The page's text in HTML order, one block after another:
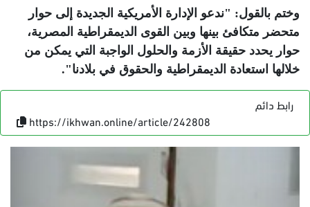
وختم بالقول: "ندعو الإدارة الأمريكية الجديدة إلى حوار
متحضر متكافئ بينها وبين القوى الديمقراطية المصرية،
حوار يحدد حقيقة الأزمة والحلول الواجبة التي يمكن من
خلالها استعادة الديمقراطية والحقوق في بلادنا".
رابط دائم
https://ikhwan.online/article/242808